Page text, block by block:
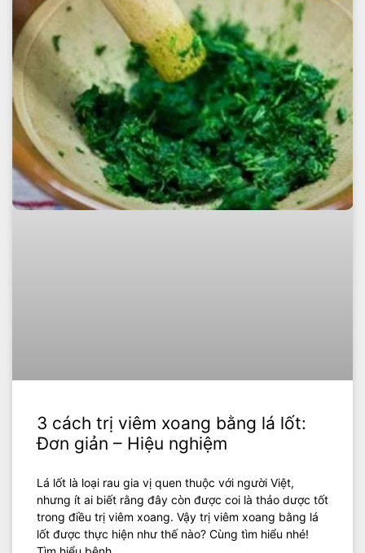
3 cách trị viêm xoang bằng lá lốt:
Đơn giản – Hiệu nghiệm
Lá lốt là loại rau gia vị quen thuộc với người Việt,
nhưng ít ai biết rằng đây còn được coi là thảo dược tốt
trong điều trị viêm xoang. Vậy trị viêm xoang bằng lá
lốt được thực hiện như thế nào? Cùng tìm hiểu nhé!